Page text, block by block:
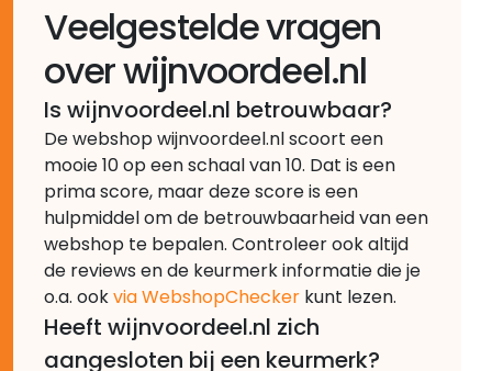
Veelgestelde vragen
over wijnvoordeel.nl
Is wijnvoordeel.nl betrouwbaar?
De webshop wijnvoordeel.nl scoort een
mooie 10 op een schaal van 10. Dat is een
prima score, maar deze score is een
hulpmiddel om de betrouwbaarheid van een
webshop te bepalen. Controleer ook altijd
de reviews en de keurmerk informatie die je
o.a. ookvia WebshopChecker kunt lezen.
Heeft wijnvoordeel.nl zich
aangesloten bij een keurmerk?